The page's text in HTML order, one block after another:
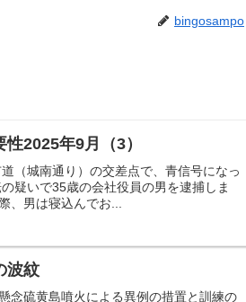
bingosampo
2025年9月（3）
（城南通り）の交差点で、青信号になっ
疑いで35歳の会社役員の男を逮捕しま
、男は寝込んでお...
波紋
念硫黄島噴火による異例の措置と訓練の